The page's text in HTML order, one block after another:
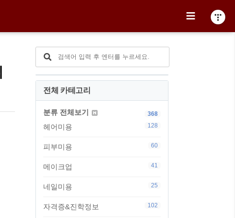
전체 카테고리
분류 전체보기 368
헤어미용 128
피부미용 60
메이크업 41
네일미용 25
자격증&진학정보 102